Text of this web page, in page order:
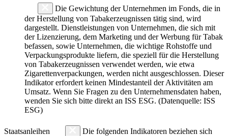
Die Gewichtung der Unternehmen im Fonds, die in
der Herstellung von Tabakerzeugnissen tätig sind, wird
dargestellt. Dienstleistungen von Unternehmen, die sich mit
der Lizenzierung, dem Marketing und der Werbung für Tabak
befassen, sowie Unternehmen, die wichtige Rohstoffe und
Verpackungsprodukte liefern, die speziell für die Herstellung
von Tabakerzeugnissen verwendet werden, wie etwa
Zigarettenverpackungen, werden nicht ausgeschlossen. Dieser
Indikator erfordert keinen Mindestanteil der Aktivitäten am
Umsatz. Wenn Sie Fragen zu den Unternehmensdaten haben,
wenden Sie sich bitte direkt an ISS ESG. (Datenquelle: ISS
ESG)
Staatsanleihen
Die folgenden Indikatoren beziehen sich